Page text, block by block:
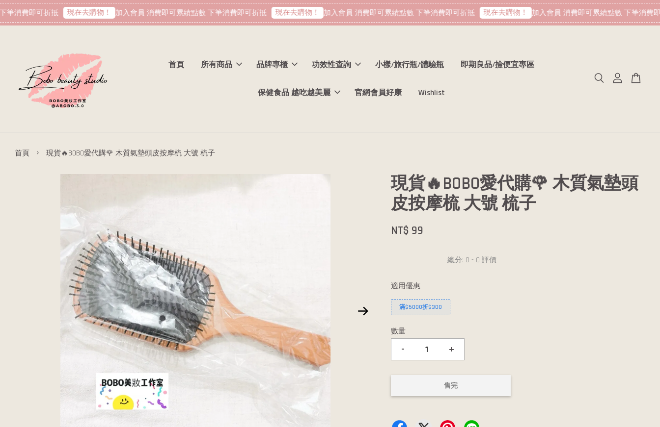
費即可折抵 現在去購物！ 加入會員 消費即可累績點數 下筆消費即可折抵 現在去購物！ 加入會員 消費即可累績點數 下筆消費即可折抵 現在去購物！ 加入會員 消費即可累績點數 下筆消費即可
首頁 所有商品 品牌專櫃 功效性查詢 小樣/旅行瓶/體驗瓶 即期良品/撿便宜專區
保健食品 越吃越美麗 官網會員好康 Wishlist
首頁 › 現貨🔥BOBO愛代購🌹 木質氣墊頭皮按摩梳 大號 梳子
現貨🔥BOBO愛代購🌹 木質氣墊頭
皮按摩梳 大號 梳子
NT$ 99
總分: 0 - 0 評價
適用優惠
滿$5000折$300
數量
- +
售完